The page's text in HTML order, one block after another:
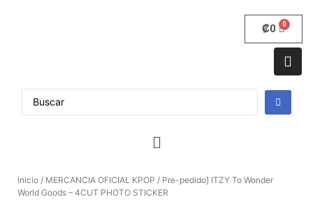
₡0
Inicio / MERCANCIA OFICIAL KPOP / Pre-pedido] ITZY To Wonder
World Goods – 4CUT PHOTO STICKER